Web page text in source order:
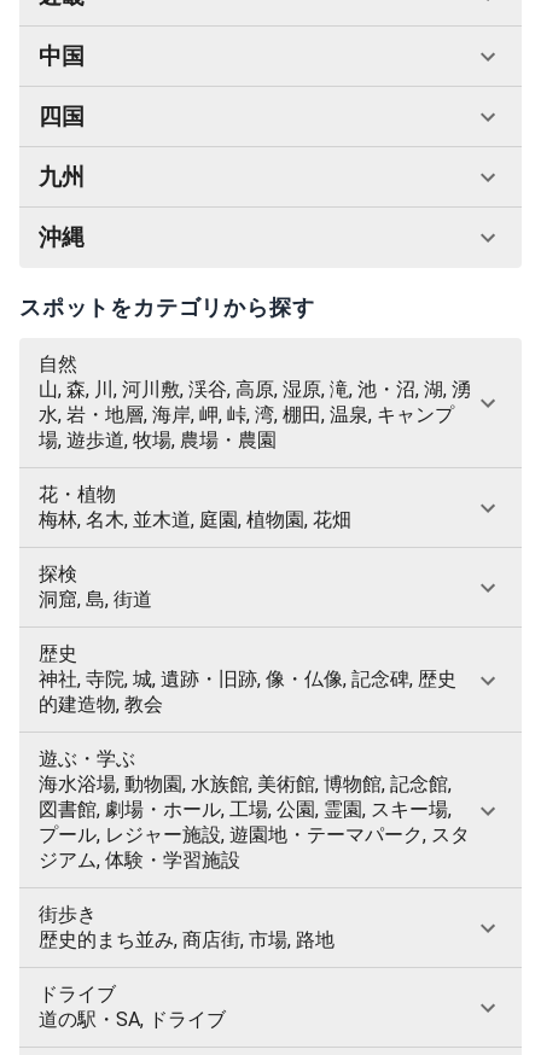
中国
四国
九州
沖縄
スポットをカテゴリから探す
自然
山, 森, 川, 河川敷, 渓谷, 高原, 湿原, 滝, 池・沼, 湖, 湧
水, 岩・地層, 海岸, 岬, 峠, 湾, 棚田, 温泉, キャンプ
場, 遊歩道, 牧場, 農場・農園
花・植物
梅林, 名木, 並木道, 庭園, 植物園, 花畑
探検
洞窟, 島, 街道
歴史
神社, 寺院, 城, 遺跡・旧跡, 像・仏像, 記念碑, 歴史
的建造物, 教会
遊ぶ・学ぶ
海水浴場, 動物園, 水族館, 美術館, 博物館, 記念館,
図書館, 劇場・ホール, 工場, 公園, 霊園, スキー場,
プール, レジャー施設, 遊園地・テーマパーク, スタ
ジアム, 体験・学習施設
街歩き
歴史的まち並み, 商店街, 市場, 路地
ドライブ
道の駅・SA, ドライブ